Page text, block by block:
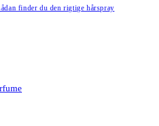
finder du den rigtige hårspray